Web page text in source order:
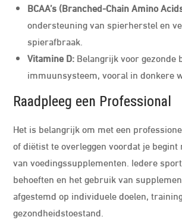
BCAA’s (Branched-Chain Amino
ondersteuning van spierherstel en
spierafbraak.
Vitamine D: Belangrijk voor gezonde
immuunsysteem, vooral in donkere
Raadpleeg een Professional
Het is belangrijk om met een
of diëtist te overleggen voordat je begint
van voedingssupplementen. Iedere
behoeften en het gebruik van
afgestemd op individuele doelen,
gezondheidstoestand.